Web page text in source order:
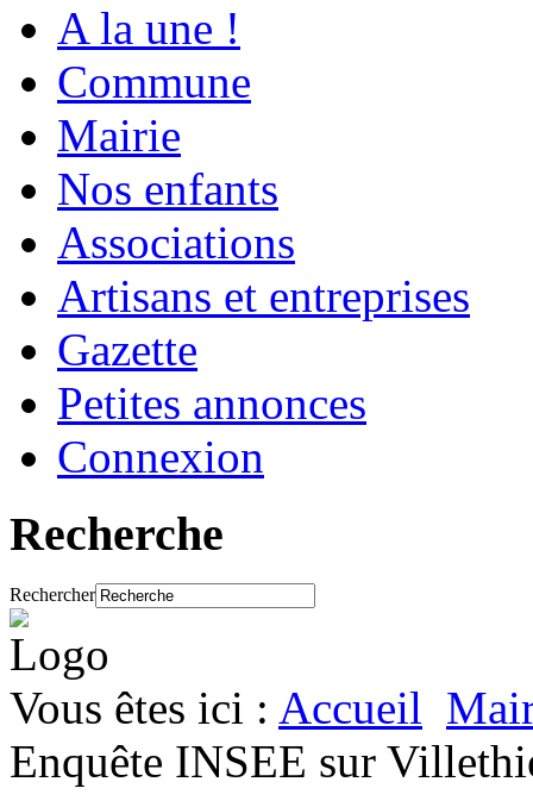
A la une !
Commune
Mairie
Nos enfants
Associations
Artisans et entreprises
Gazette
Petites annonces
Connexion
Recherche
Rechercher
Vous êtes ici : Accueil
Enquête INSEE sur